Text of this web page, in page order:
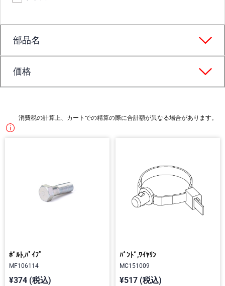
部品名
価格
消費税の計算上、カートでの精算の際に合計額が異なる場合があります。
ﾎﾞﾙﾄ,ﾊﾟｲﾌﾟ
MF106114
¥374 (税込)
ﾊﾞﾝﾄﾞ,ﾜｲﾔﾘﾝ
MC151009
¥517 (税込)